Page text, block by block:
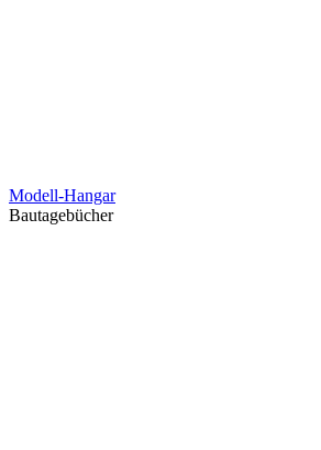
Modell-Hangar
Bautagebücher